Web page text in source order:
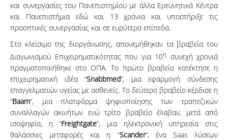
και συνεργασίες του Πανεπιστημίου με άλλα Ερευνητικά Κέντρα
και Πανεπιστήμια εδώ και 13 χρόνια και υποστήριξε τις
προοπτικές συνεργασίας και σε ευρύτερα επίπεδα.
Στο κλείσιμο της διοργάνωσης, απονεμήθηκαν τα βραβεία του
Διαγωνισμού Επιχειρηματικότητας που για 10η συνεχή χρονιά
πραγματοποιήθηκε στο ΟΠΑ. Το πρώτο βραβείο κατέκτησε η
επιχειρηματική ιδέα “Snabbmed”, μια εφαρμογή σύνδεσης
επαγγελματιών υγείας με ασθενείς. Tο δεύτερο βραβείο κέρδισε η
“Baam”, μια πλατφόρμα ψηφιοποίησης των τραπεζικών
συναλλαγών ακινήτων ενώ τρίτο βραβείο έλαβαν, μετά από
ισοψηφία, η “Freightgate”, μια ηλεκτρονική υπηρεσία στις
θαλάσσιες μεταφορές και η “Scander”, ένα Saas λύσεων